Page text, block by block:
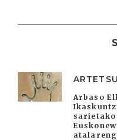
Arbaso
sarietako